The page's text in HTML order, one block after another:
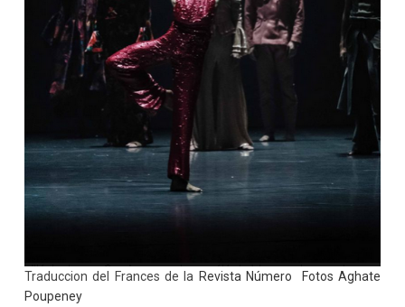
Traduccion del Frances de la Revista Número Fotos Aghate
Poupeney